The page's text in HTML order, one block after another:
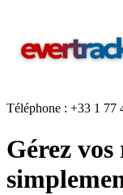
Téléphone : +33 1 77
Gérez